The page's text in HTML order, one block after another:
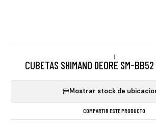
|
CUBETAS SHIMANO DEORE SM-
Mostrar stock de
COMPARTIR ESTE PRODUCTO